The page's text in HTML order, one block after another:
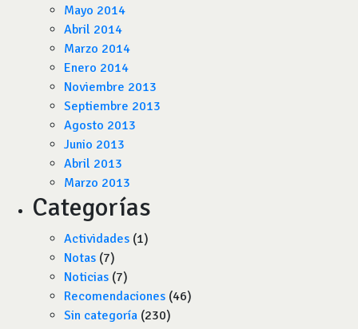
Mayo 2014
Abril 2014
Marzo 2014
Enero 2014
Noviembre 2013
Septiembre 2013
Agosto 2013
Junio 2013
Abril 2013
Marzo 2013
Categorías
Actividades (1)
Notas (7)
Noticias (7)
Recomendaciones (46)
Sin categoría (230)